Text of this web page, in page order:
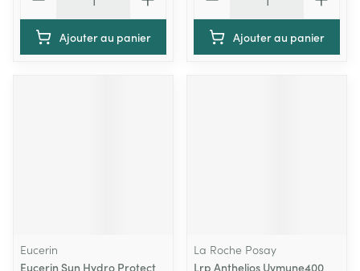
Ajouter au panier Ajouter au panier
Eucerin
Eucerin Sun Hydro Protect
La Roche Posay
Lrp Anthelios Uvmune400